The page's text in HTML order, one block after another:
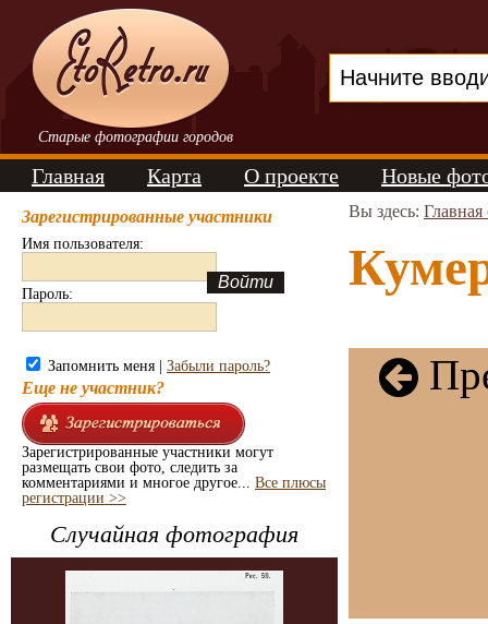
Старые фотографии городов
Главная Карта О проекте Новые
Зарегистрированные участники
Имя пользователя:
Пароль:
Запомнить меня | Забыли пароль?
Еще не участник?
Зарегистрированные участники могут
размещать свои фото, следить за
комментариями и многое другое... Все плюсы
регистрации >>
Случайная фотография
Вы здесь: Главная